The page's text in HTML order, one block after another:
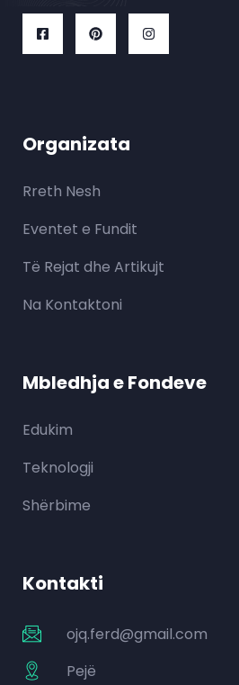
Organizata
Rreth Nesh
Eventet e Fundit
Të Rejat dhe Artikujt
Na Kontaktoni
Mbledhja e Fondeve
Edukim
Teknologji
Shërbime
Kontakti
ojq.ferd@gmail.com
Pejë